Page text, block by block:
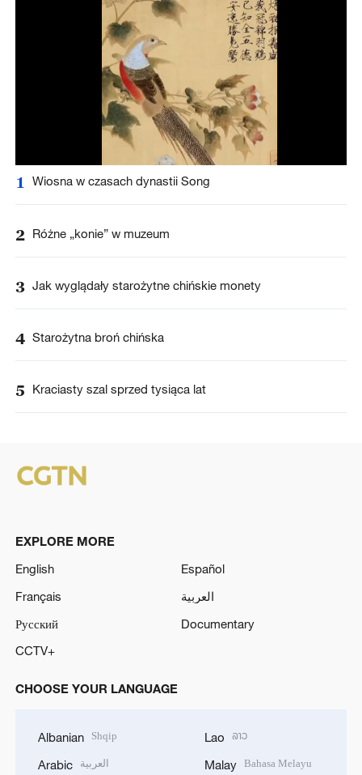
1 Wiosna w czasach dynastii Song
2 Różne „konie” w muzeum
3 Jak wyglądały starożytne chińskie monety
4 Starożytna broń chińska
5 Kraciasty szal sprzed tysiąca lat
EXPLORE MORE
English
Español
Français
العربية
Русский
Documentary
CCTV+
CHOOSE YOUR LANGUAGE
Albanian Shqip
Arabic العربية
Lao ລາວ
Malay Bahasa Melayu